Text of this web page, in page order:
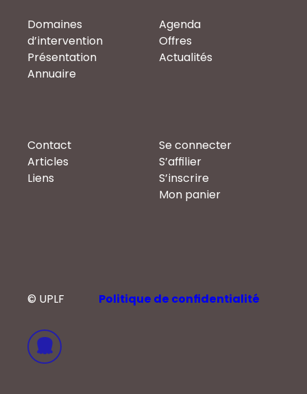
Domaines
d’intervention
Présentation
Annuaire
Agenda
Offres
Actualités
Contact
Articles
Liens
Se connecter
S’affilier
S’inscrire
Mon panier
© UPLF Politique de confidentialité